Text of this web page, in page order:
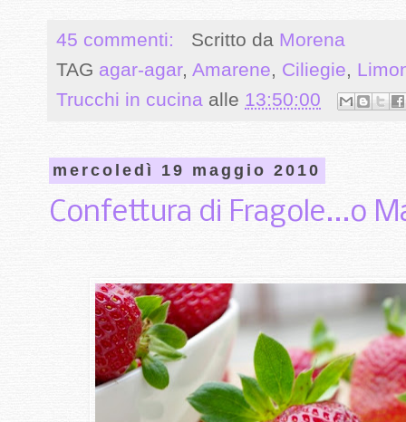
45 commenti: Scritto da Morena
TAG agar-agar, Amarene, Ciliegie,
Trucchi in cucina alle 13:50:00
mercoledì 19 maggio 2010
Confettura di Fragole...o